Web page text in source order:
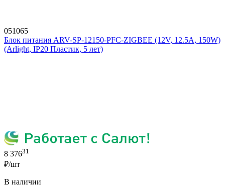
051065
Блок питания ARV-SP-12150-PFC-ZIGBEE (12V, 12.5A, 150W)
(Arlight, IP20 Пластик, 5 лет)
8 37631
₽/шт
В наличии